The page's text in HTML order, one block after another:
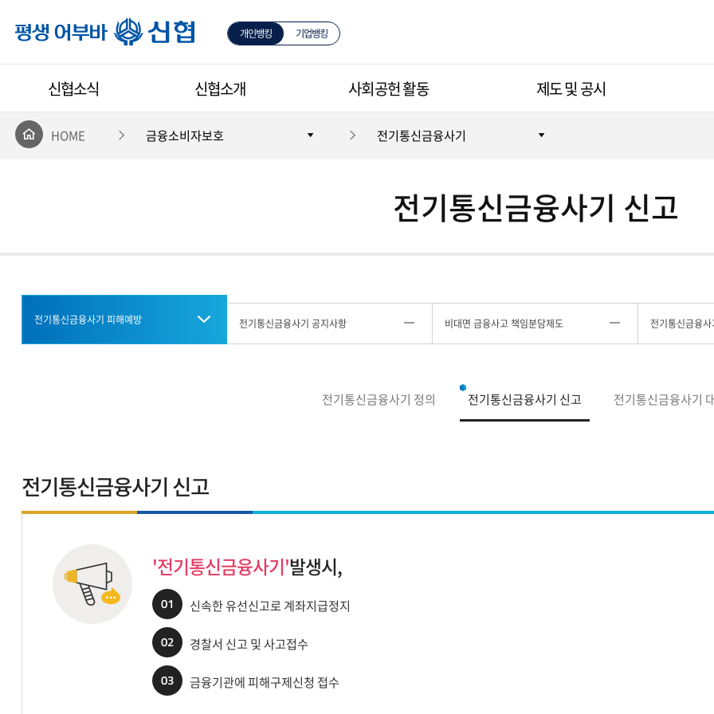
평생 어부바 신협 개인뱅킹 기업뱅킹
신협소식 신협소개 사회공헌 활동 제도 및 공시
HOME 금융소비자보호 전기통신금융사기
전기통신금융사기 신고
전기통신금융사기 피해예방 전기통신금융사기 공지사항 비대면 금융사고 책임분담제도 전기통신금융
전기통신금융사기 정의 전기통신금융사기 신고 전기통신금융사기
전기통신금융사기 신고
'전기통신금융사기'발생시,
01
신속한 유선신고로 계좌지급정지
02
경찰서 신고 및 사고접수
03
금융기관에 피해구제신청 접수